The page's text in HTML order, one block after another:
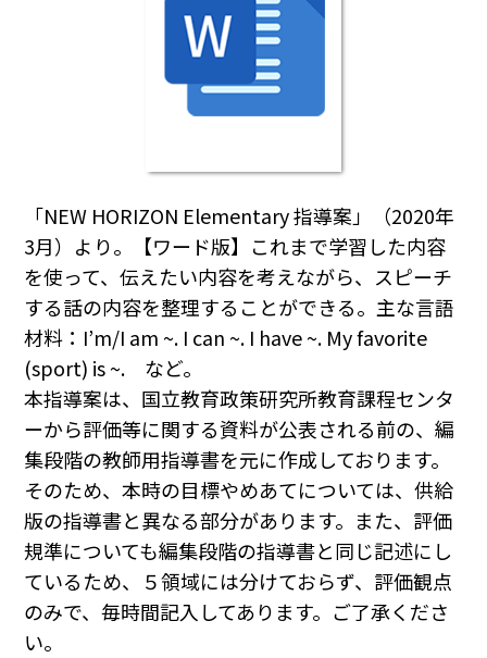
「NEW HORIZON Elementary 指導案」（2020年
3月）より。【ワード版】これまで学習した内容
を使って、伝えたい内容を考えながら、スピーチ
する話の内容を整理することができる。主な言語
材料：I’m/I am ~. I can ~. I have ~. My favorite
(sport) is ~. など。
本指導案は、国立教育政策研究所教育課程センタ
ーから評価等に関する資料が公表される前の、編
集段階の教師用指導書を元に作成しております。
そのため、本時の目標やめあてについては、供給
版の指導書と異なる部分があります。また、評価
規準についても編集段階の指導書と同じ記述にし
ているため、５領域には分けておらず、評価観点
のみで、毎時間記入してあります。ご了承くださ
い。